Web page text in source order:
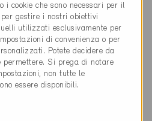
PF
i cookie che sono necessari per il
gestire i nostri obiettivi
utilizzati esclusivamente per
di convenienza o per
Potete decidere da
permettere. Si prega di notare
non tutte le
essere disponibili.